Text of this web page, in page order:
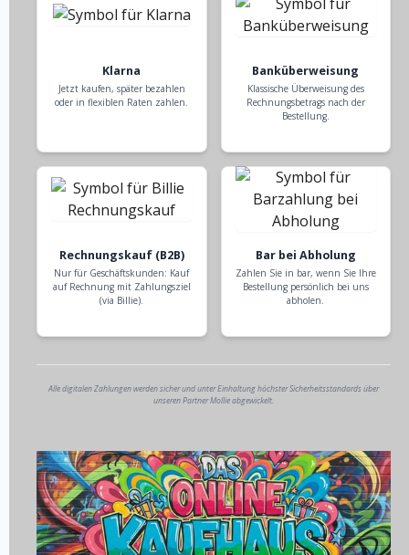
Klarna
Jetzt kaufen, später bezahlen
oder in flexiblen Raten zahlen.
Banküberweisung
Klassische Überweisung des
Rechnungsbetrags nach der
Bestellung.
Rechnungskauf (B2B)
Nur für Geschäftskunden: Kauf
auf Rechnung mit Zahlungsziel
(via Billie).
Bar bei Abholung
Zahlen Sie in bar, wenn Sie Ihre
Bestellung persönlich bei uns
abholen.
Alle digitalen Zahlungen werden sicher und unter Einhaltung höchster Sicherheitsstandards über
unseren Partner Mollie abgewickelt.